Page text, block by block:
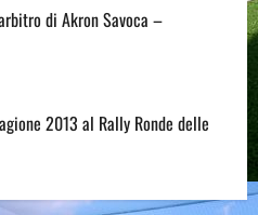
di Akron Savoca –
2013 al Rally Ronde delle